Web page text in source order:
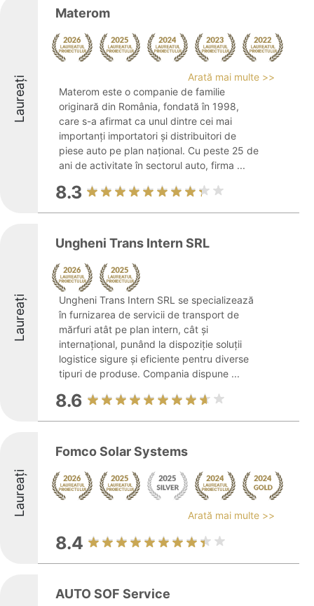
Laureați
Materom
Arată mai multe >>
Materom este o companie de familie
originară din România, fondată în 1998,
care s-a afirmat ca unul dintre cei mai
importanți importatori și distribuitori de
piese auto pe plan național. Cu peste 25 de
ani de activitate în sectorul auto, firma ...
8.3
Laureați
Ungheni Trans Intern SRL
Ungheni Trans Intern SRL se specializează
în furnizarea de servicii de transport de
mărfuri atât pe plan intern, cât și
internațional, punând la dispoziție soluții
logistice sigure și eficiente pentru diverse
tipuri de produse. Compania dispune ...
8.6
Laureați
Fomco Solar Systems
Arată mai multe >>
8.4
AUTO SOF Service